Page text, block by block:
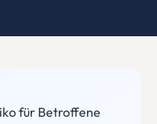
für Betroffene